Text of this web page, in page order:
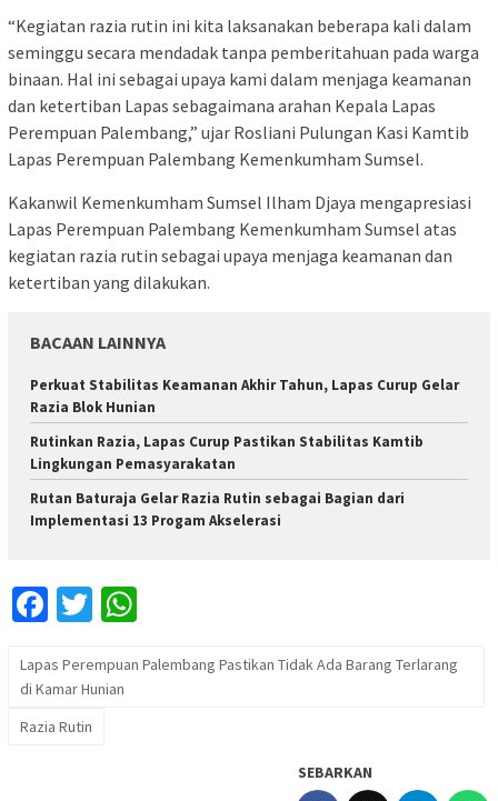
“Kegiatan razia rutin ini kita laksanakan beberapa kali dalam
seminggu secara mendadak tanpa pemberitahuan pada warga
binaan. Hal ini sebagai upaya kami dalam menjaga keamanan
dan ketertiban Lapas sebagaimana arahan Kepala Lapas
Perempuan Palembang,” ujar Rosliani Pulungan Kasi Kamtib
Lapas Perempuan Palembang Kemenkumham Sumsel.
Kakanwil Kemenkumham Sumsel Ilham Djaya mengapresiasi
Lapas Perempuan Palembang Kemenkumham Sumsel atas
kegiatan razia rutin sebagai upaya menjaga keamanan dan
ketertiban yang dilakukan.
BACAAN LAINNYA
Perkuat Stabilitas Keamanan Akhir Tahun, Lapas Curup Gelar
Razia Blok Hunian
Rutinkan Razia, Lapas Curup Pastikan Stabilitas Kamtib
Lingkungan Pemasyarakatan
Rutan Baturaja Gelar Razia Rutin sebagai Bagian dari
Implementasi 13 Progam Akselerasi
Facebook
Twitter
Lapas Perempuan Palembang Pastikan Tidak Ada Barang Terlarang
di Kamar Hunian
Razia Rutin
SEBARKAN